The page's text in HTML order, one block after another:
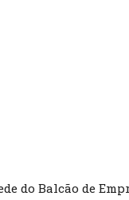
do Balcão de